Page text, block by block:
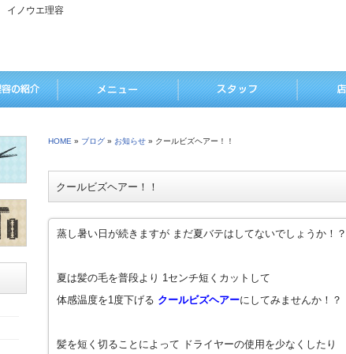
イノウエ理容
HOME » ブログ » お知らせ » クールビズヘアー！！
クールビズヘアー！！
蒸し暑い日が続きますが まだ夏バテはしてないでしょうか！？
夏は髪の毛を普段より 1センチ短くカットして
体感温度を1度下げる クールビズヘアーにしてみませんか！？
髪を短く切ることによって ドライヤーの使用を少なくしたり